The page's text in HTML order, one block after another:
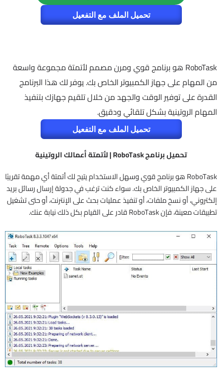
تحميل الملف مع التفعيل
RoboTask هو برنامج قوي ومرن مصمم لأتمتة مجموعة واسعة
من المهام على جهاز الكمبيوتر الخاص بك. يوفر لك هذا البرنامج
القدرة على توفير الوقت والجهد من خلال تلقيم جهازك بتنفيذ
المهام الروتينية بشكل تلقائي ودقيق.
تحميل الملف مع التفعيل
تحميل برنامج RoboTask | لأتمتة أعمالك الروتينية
RoboTask هو برنامج قوي وسهل الاستخدام يتيح لك أتمتة أي مهمة تقريبًا
على جهاز الكمبيوتر الخاص بك. سواء كنت ترغب في جدولة إرسال رسائل بريد
إلكتروني، أو نسخ ملفات، أو تنفيذ عمليات بحث على الإنترنت، أو حتى تشغيل
تطبيقات معينة، فإن RoboTask قادر على القيام بكل ذلك نيابة عنك.